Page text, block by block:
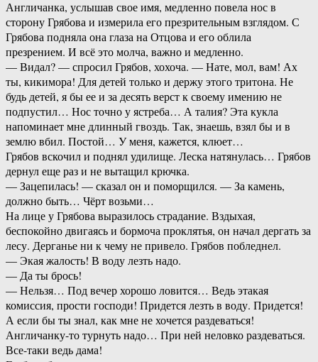
Англичанка, услышав свое имя, медленно повела нос в
сторону Грябова и измерила его презрительным взглядом. С
Грябова подняла она глаза на Отцова и его облила
презрением. И всё это молча, важно и медленно.
— Видал? — спросил Грябов, хохоча. — Нате, мол, вам! Ах
ты, кикимора! Для детей только и держу этого тритона. Не
будь детей, я бы ее и за десять верст к своему имению не
подпустил… Нос точно у ястреба… А талия? Эта кукла
напоминает мне длинный гвоздь. Так, знаешь, взял бы и в
землю вбил. Постой… У меня, кажется, клюет…
Грябов вскочил и поднял удилище. Леска натянулась… Грябов
дернул еще раз и не вытащил крючка.
— Зацепилась! — сказал он и поморщился. — За камень,
должно быть… Чёрт возьми…
На лице у Грябова выразилось страдание. Вздыхая,
беспокойно двигаясь и бормоча проклятья, он начал дергать за
лесу. Дерганье ни к чему не привело. Грябов побледнел.
— Экая жалость! В воду лезть надо.
— Да ты брось!
— Нельзя… Под вечер хорошо ловится… Ведь этакая
комиссия, прости господи! Придется лезть в воду. Придется!
А если бы ты знал, как мне не хочется раздеваться!
Англичанку-то турнуть надо… При ней неловко раздеваться.
Все-таки ведь дама!